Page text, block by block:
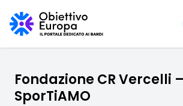
Fondazione CR Vercelli
SporTiAMO